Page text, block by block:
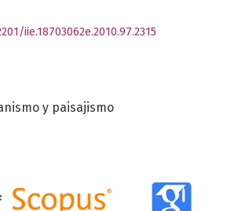
y paisajismo
iie.18703062e.2010.97.2315